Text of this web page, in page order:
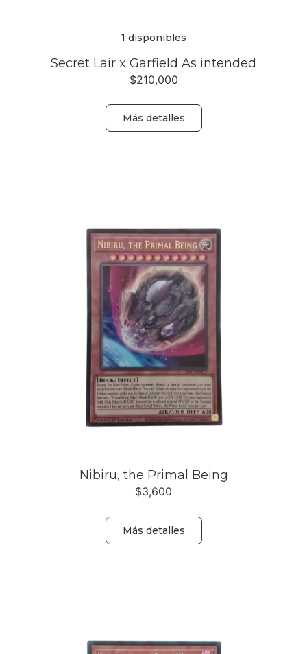
1 disponibles
Secret Lair x Garfield As intended
$210,000
Más detalles
Nibiru, the Primal Being
$3,600
Más detalles